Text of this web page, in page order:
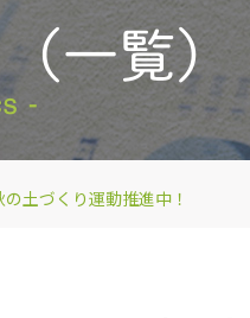
土づくり運動推進中！